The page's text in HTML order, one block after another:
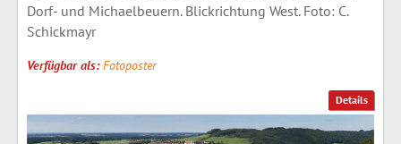
Details
Dorf- und Michaelbeuern. Blickrichtung West. Foto: C.
Schickmayr
Verfügbar als:Fotoposter